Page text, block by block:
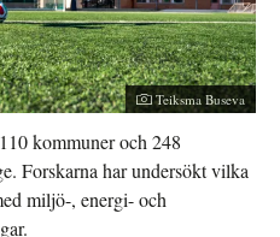
Fotograf:
Teiksma Buseva
kommuner och 248
Forskarna har undersökt vilka
miljö-, energi- och